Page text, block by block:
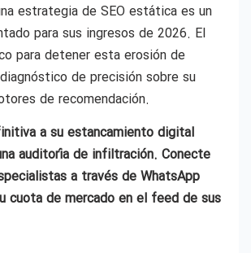
estrategia de SEO estática es un
para sus ingresos de 2026. El
para detener esta erosión de
de precisión sobre su
de recomendación.
a su estancamiento digital
auditoría de infiltración. Conecte
a través de WhatsApp
cuota de mercado en el feed de sus